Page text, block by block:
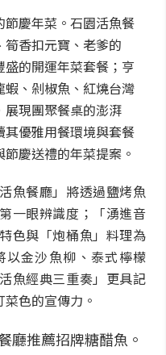
慶年菜。石園活魚餐
香扣元寶、老爹的
的開運年菜套餐；亨
、剁椒魚、紅燒台灣
展現團聚餐桌的澎湃
優雅用餐環境與套餐
慶送禮的年菜提案。
魚餐廳」將透過鹽烤魚
一眼辨識度；「湧進音
色與「炮桶魚」料理為
以金沙魚柳、泰式檸檬
魚經典三重奏」更具記
色的宣傳力。